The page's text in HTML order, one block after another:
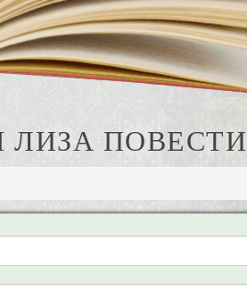
ЛИЗА ПОВЕСТИ